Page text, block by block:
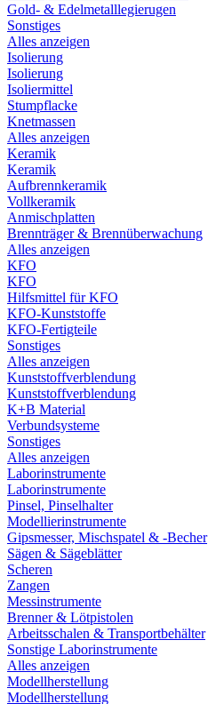
Gold- & Edelmetalllegierugen
Sonstiges
Alles anzeigen
Isolierung
Isolierung
Isoliermittel
Stumpflacke
Knetmassen
Alles anzeigen
Keramik
Keramik
Aufbrennkeramik
Vollkeramik
Anmischplatten
Brennträger & Brennüberwachung
Alles anzeigen
KFO
KFO
Hilfsmittel für KFO
KFO-Kunststoffe
KFO-Fertigteile
Sonstiges
Alles anzeigen
Kunststoffverblendung
Kunststoffverblendung
K+B Material
Verbundsysteme
Sonstiges
Alles anzeigen
Laborinstrumente
Laborinstrumente
Pinsel, Pinselhalter
Modellierinstrumente
Gipsmesser, Mischspatel & -Becher
Sägen & Sägeblätter
Scheren
Zangen
Messinstrumente
Brenner & Lötpistolen
Arbeitsschalen & Transportbehälter
Sonstige Laborinstrumente
Alles anzeigen
Modellherstellung
Modellherstellung